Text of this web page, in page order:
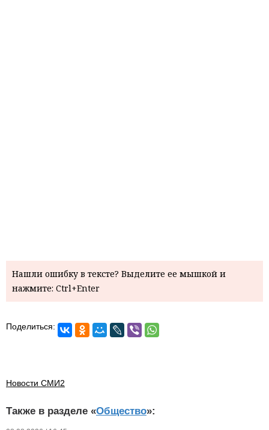
Нашли ошибку в тексте? Выделите ее мышкой и
нажмите: Ctrl+Enter
Поделиться:
Новости СМИ2
Также в разделе «Общество»: